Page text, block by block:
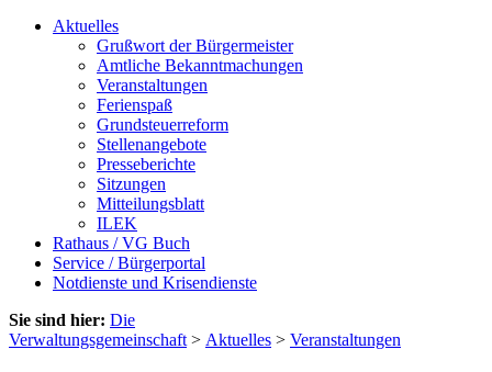
Aktuelles
Grußwort der Bürgermeister
Amtliche Bekanntmachungen
Veranstaltungen
Ferienspaß
Grundsteuerreform
Stellenangebote
Presseberichte
Sitzungen
Mitteilungsblatt
ILEK
Rathaus / VG Buch
Service / Bürgerportal
Notdienste und Krisendienste
Sie sind hier: Die
Verwaltungsgemeinschaft > Aktuelles > Veranstaltungen